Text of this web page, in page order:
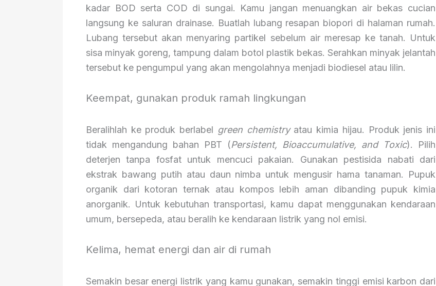
kadar BOD serta COD di sungai. Kamu jangan menuangkan air bekas cucian
langsung ke saluran drainase. Buatlah lubang resapan biopori di halaman rumah.
Lubang tersebut akan menyaring partikel sebelum air meresap ke tanah. Untuk
sisa minyak goreng, tampung dalam botol plastik bekas. Serahkan minyak jelantah
tersebut ke pengumpul yang akan mengolahnya menjadi biodiesel atau lilin.
Keempat, gunakan produk ramah lingkungan
Beralihlah ke produk berlabel green chemistryatau kimia hijau. Produk jenis ini
tidak mengandung bahan PBT (Persistent, Bioaccumulative, and Toxic). Pilih
deterjen tanpa fosfat untuk mencuci pakaian. Gunakan pestisida nabati dari
ekstrak bawang putih atau daun nimba untuk mengusir hama tanaman. Pupuk
organik dari kotoran ternak atau kompos lebih aman dibanding pupuk kimia
anorganik. Untuk kebutuhan transportasi, kamu dapat menggunakan kendaraan
umum, bersepeda, atau beralih ke kendaraan listrik yang nol emisi.
Kelima, hemat energi dan air di rumah
Semakin besar energi listrik yang kamu gunakan, semakin tinggi emisi karbon dari